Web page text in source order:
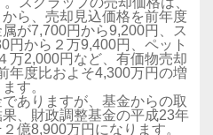
ら、売却見込価格を前年度
が7,700円から9,200円、ス
円から２万9,400円、ペット
万2,000円など、有価物売却
年度比およそ4,300万円の増
す。
ありますが、基金からの取
、財政調整基金の平成23年
億8,900万円になります。